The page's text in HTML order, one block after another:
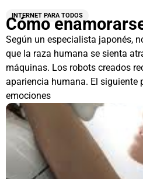
INTERNET PARA TODOS
Cómo
Según un especialista japonés,
que la raza humana se sienta
máquinas. Los robots creados
apariencia humana. El siguiente
emociones